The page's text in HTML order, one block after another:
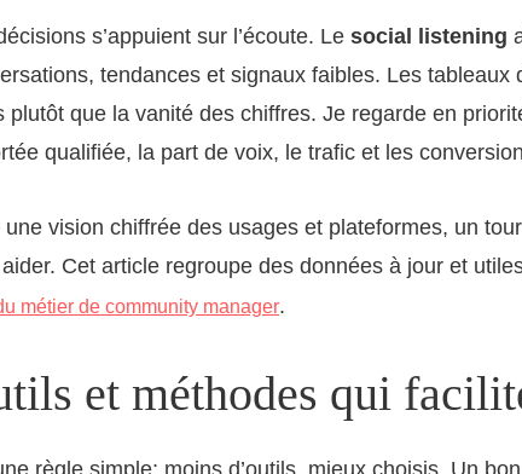
s’appuient sur l’écoute. Le social listening
tendances et signaux faibles. Les tableaux
plutôt que la vanité des chiffres. Je regarde en
qualifiée, la part de voix, le trafic et les
une vision chiffrée des usages et plateformes, un
Cet article regroupe des données à jour et
métier de community manager.
et méthodes qui
règle simple: moins d’outils, mieux choisis. Un